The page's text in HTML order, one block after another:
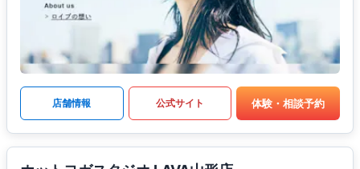
店舗情報 公式サイト 体験・相談予約